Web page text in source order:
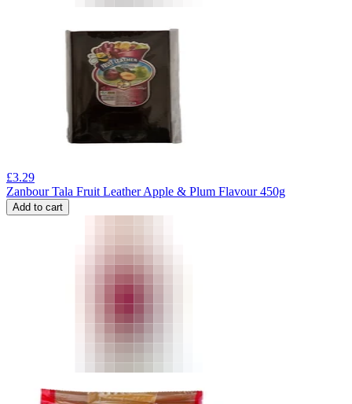
£3.29
Zanbour Tala Fruit Leather Apple & Plum Flavour 450g
Add to cart